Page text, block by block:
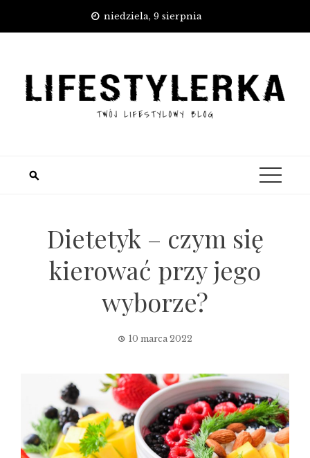
niedziela, 9 sierpnia
Dietetyk – czym się
kierować przy jego
wyborze?
10 marca 2022